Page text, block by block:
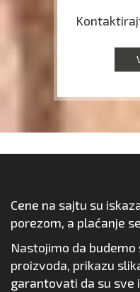
Cene na sajtu su
porezom, a plaćanje
Nastojimo da
proizvoda, prikazu
garantovati da su sve